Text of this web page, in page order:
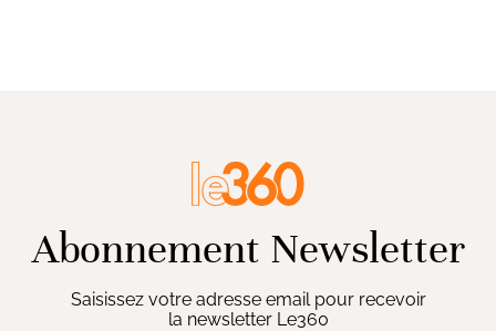
Abonnement Newsletter
Saisissez votre adresse email pour recevoir
la newsletter Le360